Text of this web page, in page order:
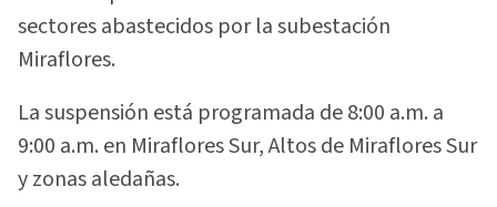
sectores abastecidos por la subestación
Miraflores.
La suspensión está programada de 8:00 a.m. a
9:00 a.m. en Miraflores Sur, Altos de Miraflores Sur
y zonas aledañas.